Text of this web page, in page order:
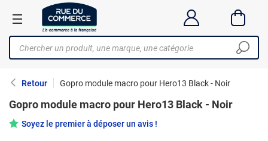
Retour Gopro module macro pour Hero13 Black - Noir
Gopro module macro pour Hero13 Black - Noir
Soyez le premier à déposer un avis !